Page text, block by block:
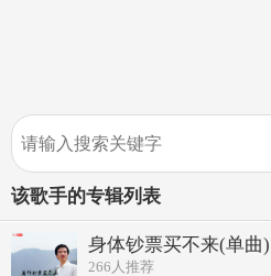
该歌手的专辑列表
身体钞票买不来(单曲)
266 人推荐